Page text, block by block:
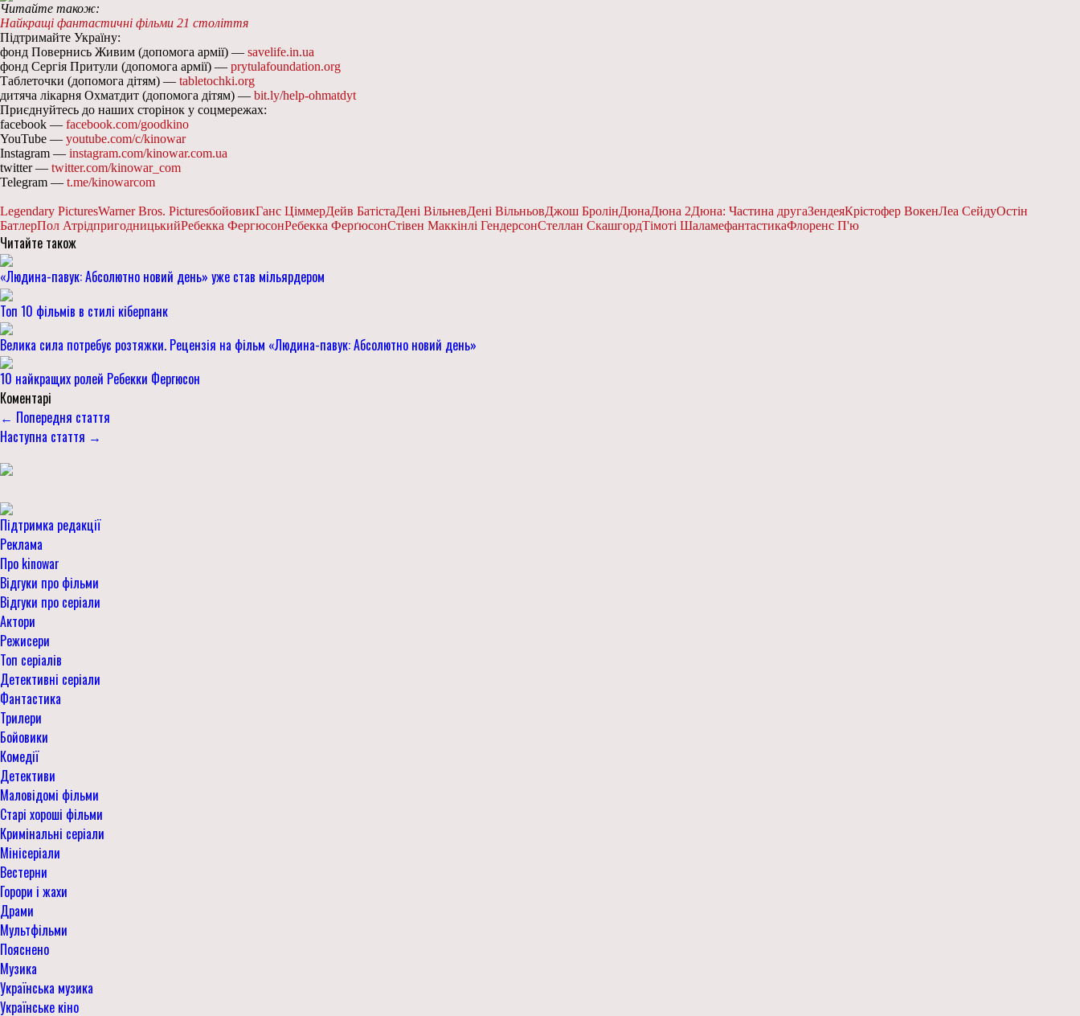
Читайте також:
Найкращі фантастичні фільми 21 століття
Підтримайте Україну:
фонд Повернись Живим (допомога армії) — savelife.in.ua
фонд Сергія Притули (допомога армії) — prytulafoundation.org
Таблеточки (допомога дітям) — tabletochki.org
дитяча лікарня Охматдит (допомога дітям) — bit.ly/help-ohmatdyt
Приєднуйтесь до наших сторінок у соцмережах:
facebook — facebook.com/goodkino
YouTube — youtube.com/c/kinowar
Instagram — instagram.com/kinowar.com.ua
twitter — twitter.com/kinowar_com
Telegram — t.me/kinowarcom
Legendary PicturesWarner Bros. PicturesбойовикГанс ЦіммерДейв БатістаДені ВільневДені ВільньовДжош БролінДюнаДюна 2Дюна: Частина другаЗендеяКрістофер ВокенЛеа СейдуОстін
БатлерПол АтрідпригодницькийРебекка ФергюсонРебекка ФерґюсонСтівен Маккінлі ГендерсонСтеллан СкашгордТімоті ШаламефантастикаФлоренс П'ю
Читайте також
«Людина-павук: Абсолютно новий день» уже став мільярдером
Топ 10 фільмів в стилі кіберпанк
Велика сила потребує розтяжки. Рецензія на фільм «Людина-павук: Абсолютно новий день»
10 найкращих ролей Ребекки Фергюсон
Коментарі
← Попередня стаття
Наступна стаття →
Підтримка редакції
Реклама
Про kinowar
Відгуки про фільми
Відгуки про серіали
Актори
Режисери
Топ серіалів
Детективні серіали
Фантастика
Трилери
Бойовики
Комедії
Детективи
Маловідомі фільми
Старі хороші фільми
Кримінальні серіали
Мінісеріали
Вестерни
Горори і жахи
Драми
Мультфільми
Пояснено
Музика
Українська музика
Українське кіно